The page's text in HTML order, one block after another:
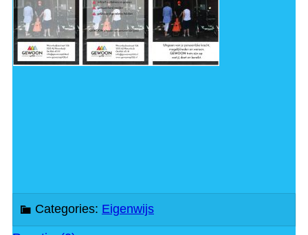
Categories: Eigenwijs